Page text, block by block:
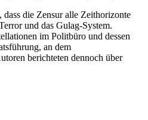
die Zensur alle Zeithorizonte
und das Gulag-System.
im Politbüro und dessen
an dem
berichteten dennoch über